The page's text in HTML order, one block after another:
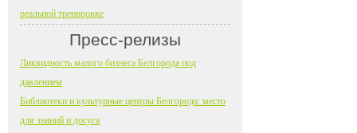
реальной тренировке
Пресс-релизы
Ликвидность малого бизнеса Белгорода под
давлением
Библиотеки и культурные центры Белгорода: место
для знаний и досуга